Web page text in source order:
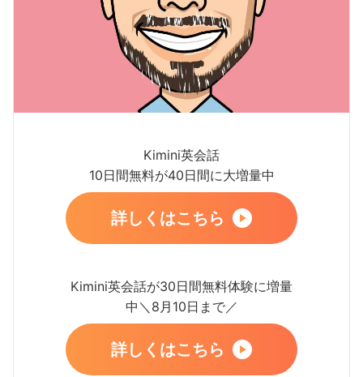
Kimini英会話
10日間無料が40日間に大増量中
詳しくはこちら
Kimini英会話が30日間無料体験に増量
中＼8月10日まで／
詳しくはこちら